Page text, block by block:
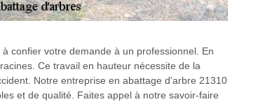
confier votre demande à un professionnel. En
Ce travail en hauteur nécessite de la
Notre entreprise en abattage d'arbre 21310
et de qualité. Faites appel à notre savoir-faire